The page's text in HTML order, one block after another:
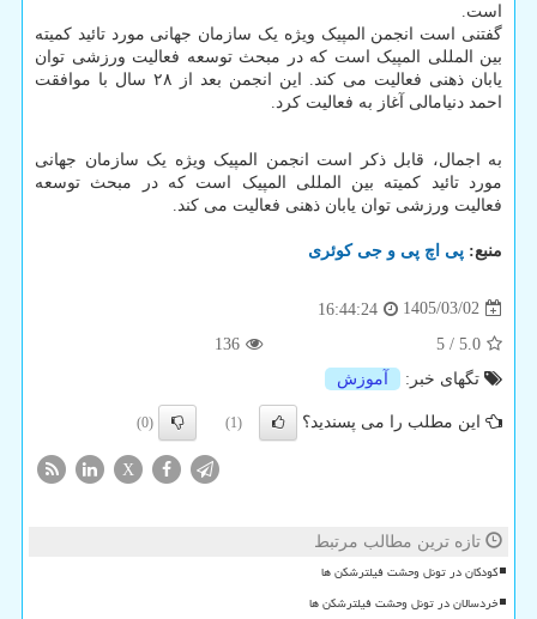
است.
گفتنی است انجمن المپیک ویژه یک سازمان جهانی مورد تائید کمیته
بین المللی المپیک است که در مبحث توسعه فعالیت ورزشی توان
یابان ذهنی فعالیت می کند. این انجمن بعد از ۲۸ سال با موافقت
احمد دنیامالی آغاز به فعالیت کرد.
به اجمال، قابل ذکر است انجمن المپیک ویژه یک سازمان جهانی
مورد تائید کمیته بین المللی المپیک است که در مبحث توسعه
فعالیت ورزشی توان یابان ذهنی فعالیت می کند.
منبع: پی اچ پی و جی كوئری
1405/03/02
16:44:24
5.0
/
5
136
تگهای خبر:
آموزش
این مطلب را می پسندید؟ (1)
(0)
X
تازه ترین مطالب مرتبط
کودکان در تونل وحشت فیلترشکن ها
خردسالان در تونل وحشت فیلترشکن ها